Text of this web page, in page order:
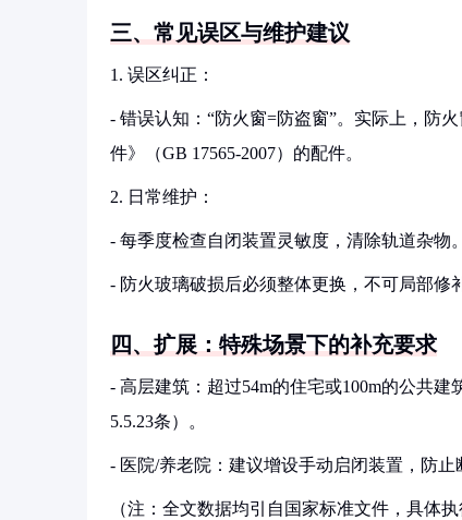
三、常见误区与维护建议
1. 误区纠正：
- 错误认知：“防火窗=防盗窗”。实际上，防
件》（GB 17565-2007）的配件。
2. 日常维护：
- 每季度检查自闭装置灵敏度，清除轨道杂物。
- 防火玻璃破损后必须整体更换，不可局部修
四、扩展：特殊场景下的补充要求
- 高层建筑：超过54m的住宅或100m的公共
5.5.23条）。
- 医院/养老院：建议增设手动启闭装置，防止
（注：全文数据均引自国家标准文件，具体